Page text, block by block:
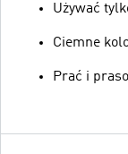
Używać
Ciemne
Prać i